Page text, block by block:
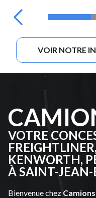
VOIR NOTRE
VOTRE
KENWORTH,
À SAINT-
Bienvenue chez